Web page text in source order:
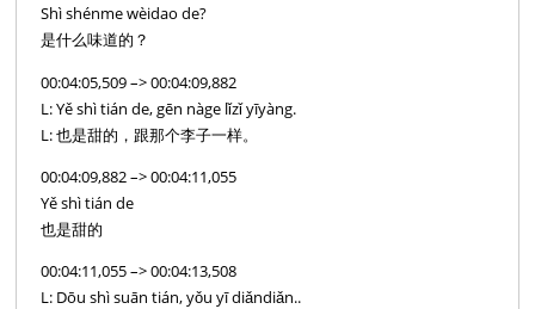
Shì shénme wèidao de?
是什么味道的？
00:04:05,509 –> 00:04:09,882
L: Yě shì tián de, gēn nàge lǐzǐ yīyàng.
L: 也是甜的，跟那个李子一样。
00:04:09,882 –> 00:04:11,055
Yě shì tián de
也是甜的
00:04:11,055 –> 00:04:13,508
L: Dōu shì suān tián, yǒu yī diǎndiǎn..